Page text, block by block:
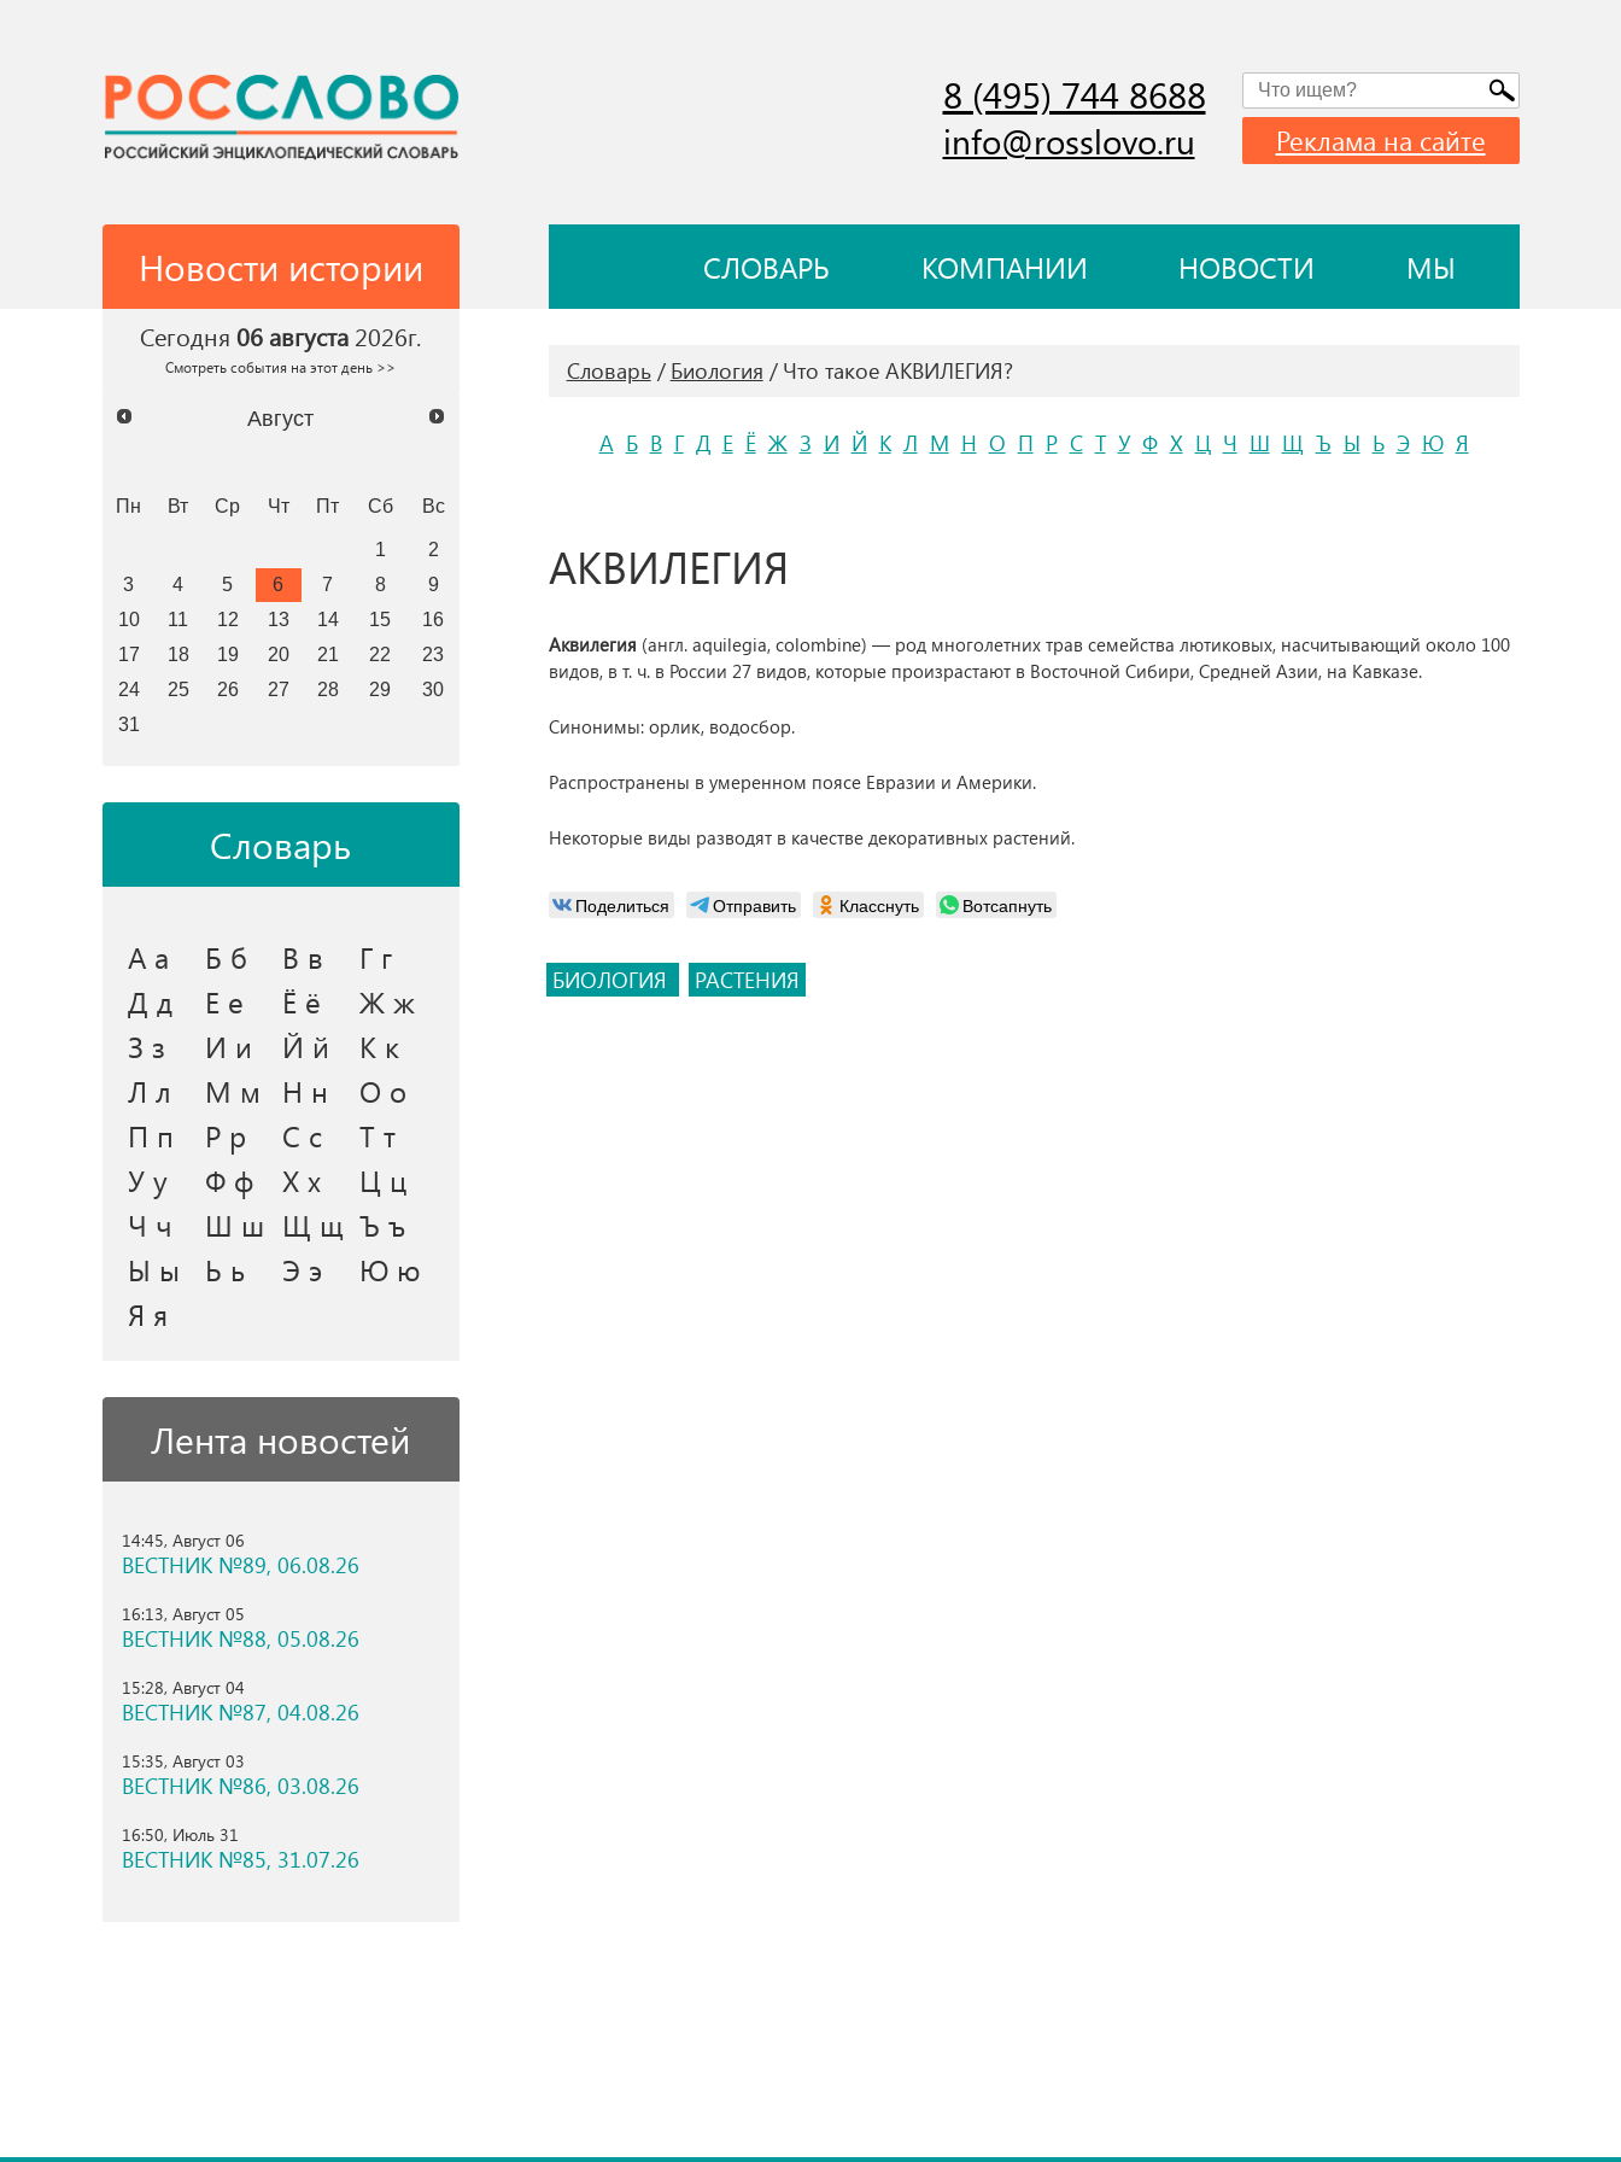
8 (495) 744 8688
info@rosslovo.ru Реклама на сайте
Новости истории СЛОВАРЬ КОМПАНИИ НОВОСТИ МЫ
Сегодня 06 августа 2026г.
Смотреть события на этот день >>
Август
Пн Вт Ср Чт Пт Сб Вс
1
2
3
4 5 6 7 8
9
10
11 12 13 14 15
16
17
18 19 20 21 22
23
24
25 26 27 28 29
30
31
Словарь
А а Б б В в
Г г
Д д
Е е Ё ё
Ж ж
З з
И и Й й
К к
Л л
М м Н н
О о
П п
Р р С с
Т т
У у
Ф ф Х х
Ц ц
Ч ч
Ш ш Щ щ Ъ ъ
Ы ы
Ь ь Э э
Ю ю
Я я
Лента новостей
14:45, Август 06
ВЕСТНИК №89, 06.08.26
16:13, Август 05
ВЕСТНИК №88, 05.08.26
15:28, Август 04
ВЕСТНИК №87, 04.08.26
15:35, Август 03
ВЕСТНИК №86, 03.08.26
16:50, Июль 31
ВЕСТНИК №85, 31.07.26
Словарь Биология Что такое АКВИЛЕГИЯ?
А Б В Г Д Е Ё Ж З И Й К Л М Н О П Р С Т У Ф Х Ц Ч Ш Щ Ъ Ы Ь Э Ю Я
АКВИЛЕГИЯ
Аквилегия (англ. aquilegia, colombine) — род многолетних трав семейства лютиковых, насчитывающий около 100
видов, в т. ч. в России 27 видов, которые произрастают в Восточной Сибири, Средней Азии, на Кавказе.
Синонимы: орлик, водосбор.
Распространены в умеренном поясе Евразии и Америки.
Некоторые виды разводят в качестве декоративных растений.
Поделиться Отправить Класснуть Вотсапнуть
БИОЛОГИЯ РАСТЕНИЯ